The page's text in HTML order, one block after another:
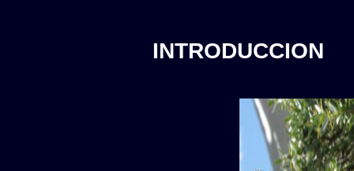
INTRODUCCION